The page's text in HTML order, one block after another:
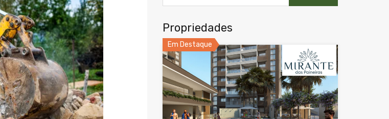
Propriedades
Em Destaque